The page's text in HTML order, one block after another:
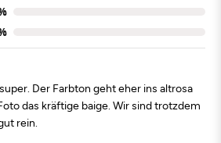
Der Farbton geht eher ins altrosa
das kräftige baige. Wir sind trotzdem
rein.